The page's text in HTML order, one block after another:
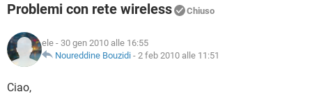
INSTAGRAM WHATSAPP
TIKTOK
HARDWARE
INSTAGRAM
TIKTOK
HARDWARE
COVID-19 GAMING
INTRATTENIMENTO
iOS WINDOWS 10
INSTAGRAM
COVID-19
INTRATTENIMENTO
iOS
GLOSSARIO
COVID-19
Problemi con rete wireless Chiuso
ele - 30 gen 2010 alle 16:55
Noureddine Bouzidi - 2 feb 2010 alle 11:51
Ciao,